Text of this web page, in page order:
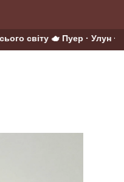
світу 🫖 Пуер · Улун ·